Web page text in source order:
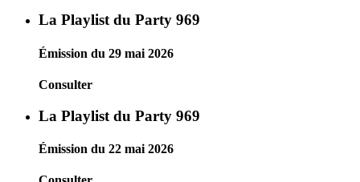
La Playlist du Party 969
Émission du 29 mai 2026
Consulter
La Playlist du Party 969
Émission du 22 mai 2026